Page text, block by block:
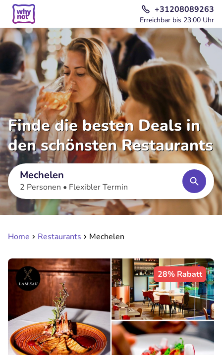
+31208089263
Erreichbar bis 23:00 Uhr
Finde die besten Deals in
den schönsten Restaurants
Mechelen
2 Personen • Flexibler Termin
Home Restaurants Mechelen
28% Rabatt